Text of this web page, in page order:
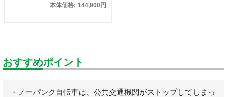
本体価格: 144,900円
おすすめポイント
・ノーパンク自転車は、公共交通機関がストップしてしまっ